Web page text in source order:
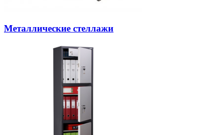
Металлические стеллажи